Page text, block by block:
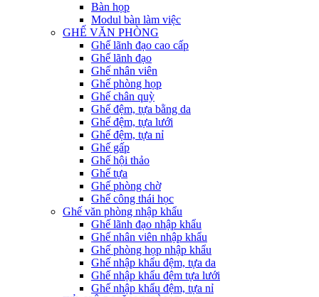
Bàn họp
Modul bàn làm việc
GHẾ VĂN PHÒNG
Ghế lãnh đạo cao cấp
Ghế lãnh đạo
Ghế nhân viên
Ghế phòng họp
Ghế chân quỳ
Ghế đệm, tựa bằng da
Ghế đệm, tựa lưới
Ghế đệm, tựa nỉ
Ghế gấp
Ghế hội thảo
Ghế tựa
Ghế phòng chờ
Ghế công thái học
Ghế văn phòng nhập khẩu
Ghế lãnh đạo nhập khẩu
Ghế nhân viên nhập khẩu
Ghế phòng họp nhập khẩu
Ghế nhập khẩu đệm, tựa da
Ghế nhập khẩu đệm tựa lưới
Ghế nhập khẩu đệm, tựa nỉ